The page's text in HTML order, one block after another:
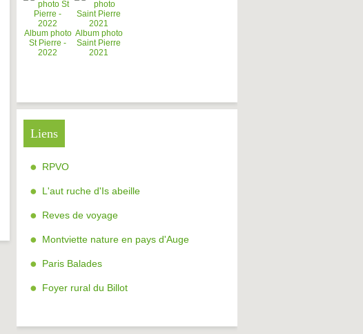
Album photo
St Pierre -
2022
Album photo
Saint Pierre
2021
Liens
RPVO
L'aut ruche d'Is abeille
Reves de voyage
Montviette nature en pays d'Auge
Paris Balades
Foyer rural du Billot